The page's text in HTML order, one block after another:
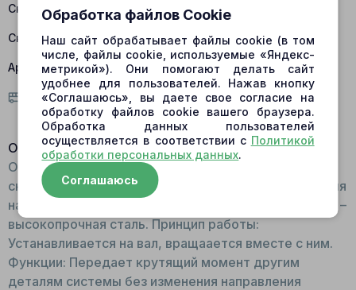
Склад Барнаул: есть в наличии
Склад Центральный: есть в наличии
Артикул: L09112-3601-SZ
Условия доставки
Описание:
Общий вид: Деталь цилиндрической формы со
сквозным отверстием. Имеет шлицевые соединения
на внутренних стенках. Материал для изготовления –
высокопрочная сталь. Принцип работы:
Устанавливается на вал, вращаается вместе с ним.
Функции: Передает крутящий момент другим
деталям системы без изменения направления
Обработка файлов Cookie
Наш сайт обрабатывает файлы cookie (в том
числе, файлы cookie, используемые «Яндекс-
метрикой»). Они помогают делать сайт
удобнее для пользователей. Нажав кнопку
«Соглашаюсь», вы даете свое согласие на
обработку файлов cookie вашего браузера.
Обработка данных пользователей
осуществляется в соответствии с Политикой
обработки персональных данных.
Соглашаюсь